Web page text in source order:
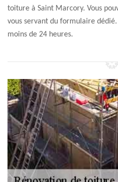
toiture à Saint Marcory. Vous
vous servant du formulaire
moins de 24 heures.